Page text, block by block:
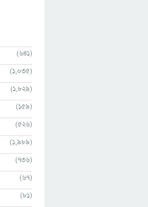
(641)
(1,035)
(1,829)
(159)
(526)
(1,989)
(736)
(67)
(81)